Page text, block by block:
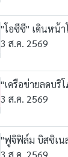
"โอซีซี" เดินหน้า
3 ส.ค. 2569
"เครือข่ายลดบริ
3 ส.ค. 2569
"ฟูจิฟิล์ม บิสซิเน
3 ส.ค. 2569